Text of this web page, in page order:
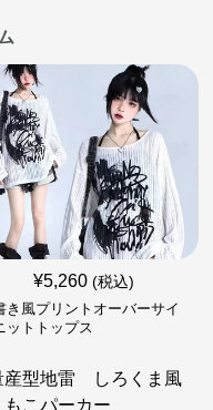
¥5,260 (税込)
き風プリントオーバーサイ
ットトップス